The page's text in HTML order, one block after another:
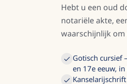
Hebt u een oud
notariële akte,
waarschijnlijk om
Gotisch cursief
en 17e eeuw,